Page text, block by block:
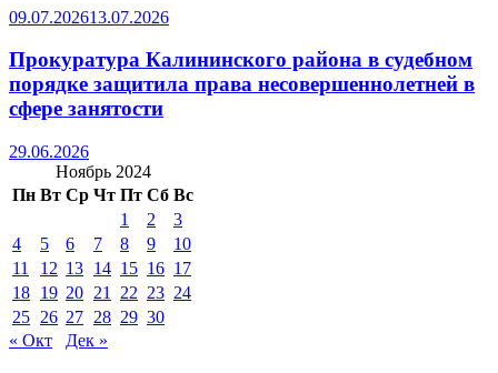
09.07.202613.07.2026
Прокуратура Калининского района в судебном
порядке защитила права несовершеннолетней в
сфере занятости
29.06.2026
Ноябрь 2024
Пн Вт Ср Чт Пт Сб Вс
1
2
3
4
5 6 7 8 9
10
11
12 13 14 15 16 17
18 19 20 21 22 23 24
25 26 27 28 29 30
« Окт
Дек »